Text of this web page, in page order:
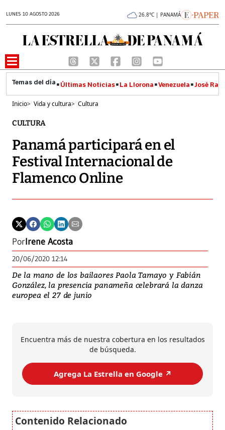
LUNES 10 AGOSTO 2026 26.8°C | PANAMÁ
Últimas Noticias La Llorona Venezuela José
Inicio> Vida y cultura> Cultura
CULTURA
Panamá participará en el
Festival Internacional de
Flamenco Online
PorIrene Acosta
20/06/2020 12:14
De la mano de los bailaores Paola Tamayo y Fabián
González, la presencia panameña celebrará la danza
europea el 27 de junio
Encuentra más de nuestra cobertura en los resultados
de búsqueda.
Agrega La Estrella en Google ↗️